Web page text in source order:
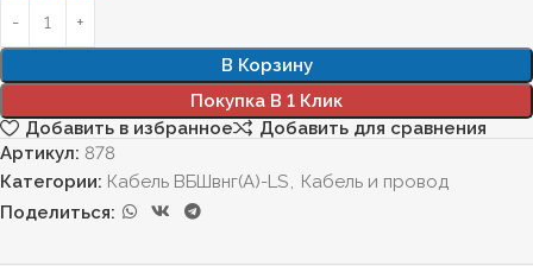
В Корзину
Покупка В 1 Клик
Добавить в избранное
Добавить для сравнения
Артикул: 878
Категории: Кабель ВБШвнг(А)-LS, Кабель и провод
Поделиться: